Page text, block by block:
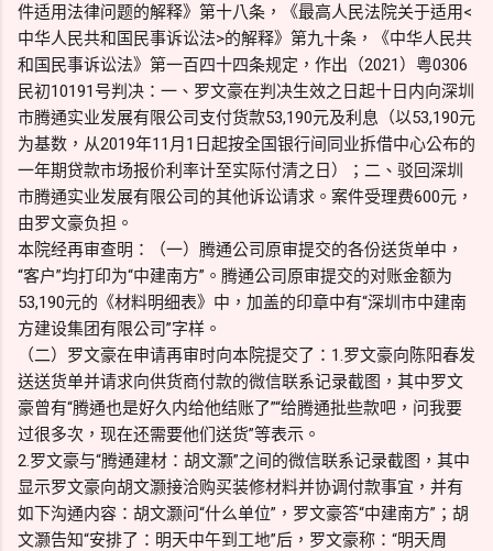
件适用法律问题的解释》第十八条，《最高人民法院关于适用<
中华人民共和国民事诉讼法>的解释》第九十条，《中华人民共
和国民事诉讼法》第一百四十四条规定，作出（2021）粤0306
民初10191号判决：一、罗文豪在判决生效之日起十日内向深圳
市腾通实业发展有限公司支付货款53,190元及利息（以53,190元
为基数，从2019年11月1日起按全国银行间同业拆借中心公布的
一年期贷款市场报价利率计至实际付清之日）；二、驳回深圳
市腾通实业发展有限公司的其他诉讼请求。案件受理费600元，
由罗文豪负担。
本院经再审查明：（一）腾通公司原审提交的各份送货单中，
“客户”均打印为“中建南方”。腾通公司原审提交的对账金额为
53,190元的《材料明细表》中，加盖的印章中有“深圳市中建南
方建设集团有限公司”字样。
（二）罗文豪在申请再审时向本院提交了：1.罗文豪向陈阳春发
送送货单并请求向供货商付款的微信联系记录截图，其中罗文
豪曾有“腾通也是好久内给他结账了”“给腾通批些款吧，问我要
过很多次，现在还需要他们送货”等表示。
2.罗文豪与“腾通建材：胡文灏”之间的微信联系记录截图，其中
显示罗文豪向胡文灏接洽购买装修材料并协调付款事宜，并有
如下沟通内容：胡文灏问“什么单位”，罗文豪答“中建南方”；胡
文灏告知“安排了：明天中午到工地”后，罗文豪称：“明天周